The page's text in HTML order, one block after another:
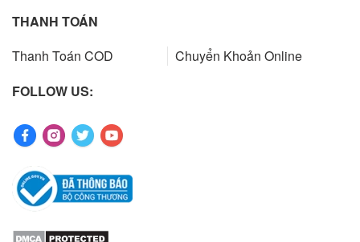
THANH TOÁN
Thanh Toán COD
Chuyển Khoản Online
FOLLOW US: